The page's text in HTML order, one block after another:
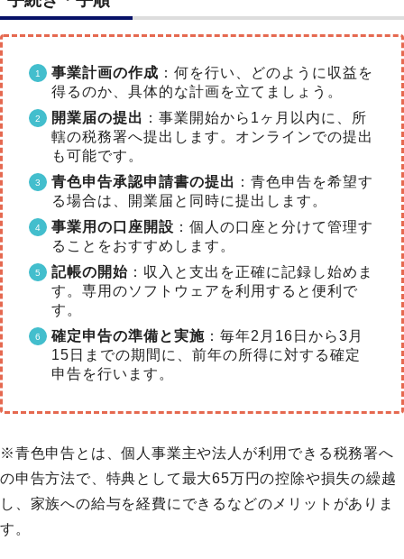
事業計画の作成 ：何を行い、どのように収益を
得るのか、具体的な計画を立てましょう。
開業届の提出 ：事業開始から1ヶ月以内に、所
轄の税務署へ提出します。オンラインでの提出
も可能です。
青色申告承認申請書の提出 ：青色申告を希望す
る場合は、開業届と同時に提出します。
事業用の口座開設 ：個人の口座と分けて管理す
ることをおすすめします。
記帳の開始 ：収入と支出を正確に記録し始めま
す。専用のソフトウェアを利用すると便利で
す。
確定申告の準備と実施 ：毎年2月16日から3月
15日までの期間に、前年の所得に対する確定
申告を行います。
※青色申告とは、個人事業主や法人が利用できる税務署へ
の申告方法で、特典として最大65万円の控除や損失の繰越
し、家族への給与を経費にできるなどのメリットがありま
す。